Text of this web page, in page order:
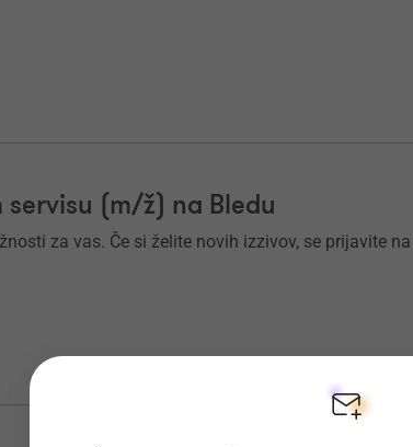
(m/ž) na Bledu
za vas. Če si želite novih izzivov, se prijavite